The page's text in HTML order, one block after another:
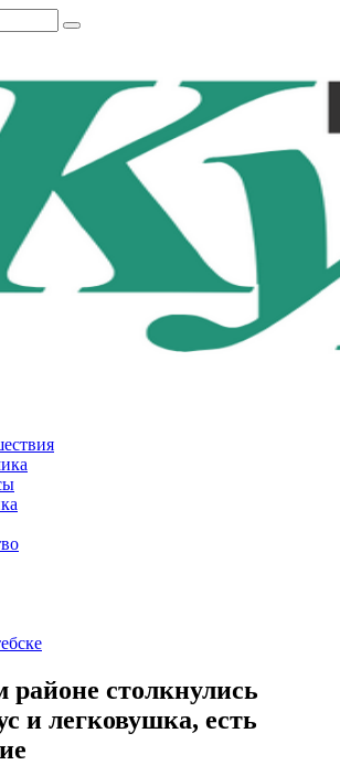
районе столкнулись
и легковушка, есть